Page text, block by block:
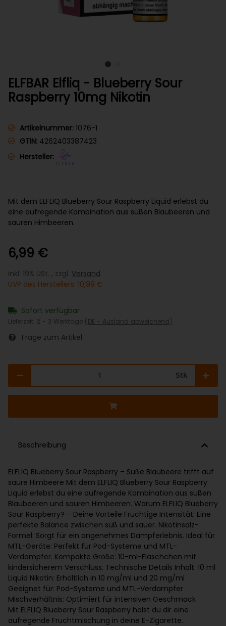
ELFBAR Elfliq - Blueberry Sour
Raspberry 10mg Nikotin
Artikelnummer: 1076-1
GTIN: 4262403387423
Hersteller:
Mit dem ELFLIQ Blueberry Sour Raspberry Liquid erlebst du
eine aufregende Kombination aus süßen Blaubeeren und
sauren Himbeeren.
6,99 €
inkl. 19% USt. , zzgl. Versand
UVP des Herstellers: 10,99 €
Sofort verfügbar
Lieferzeit: 2 - 3 Werktage (DE - Ausland abweichend)
Frage zum Artikel
Stk
Beschreibung
ELFLIQ Blueberry Sour Raspberry – Süße Blaubeere trifft auf
saure Himbeere Mit dem ELFLIQ Blueberry Sour Raspberry
Liquid erlebst du eine aufregende Kombination aus süßen
Blaubeeren und sauren Himbeeren. Warum ELFLIQ Blueberry
Sour Raspberry? – Deine Vorteile Fruchtige Intensität: Eine
perfekte Balance zwischen süß und sauer. Nikotinsalz-
Formel: Sorgt für ein angenehmes Dampferlebnis. Ideal für
MTL-Geräte: Perfekt für Pod-Systeme und MTL-
Verdampfer. Kompakte Größe: 10-ml-Fläschchen mit
kindersicherem Verschluss. Technische Details Inhalt: 10 ml
Liquid Nikotin: Erhältlich in 10 mg/ml und 20 mg/ml
Geeignet für: Pod-Systeme und MTL-Verdampfer
Mischverhältnis: Optimiert für intensiven Geschmack
Mit ELFLIQ Blueberry Sour Raspberry holst du dir eine
aufregende Fruchtmischung in deine E-Zigarette.